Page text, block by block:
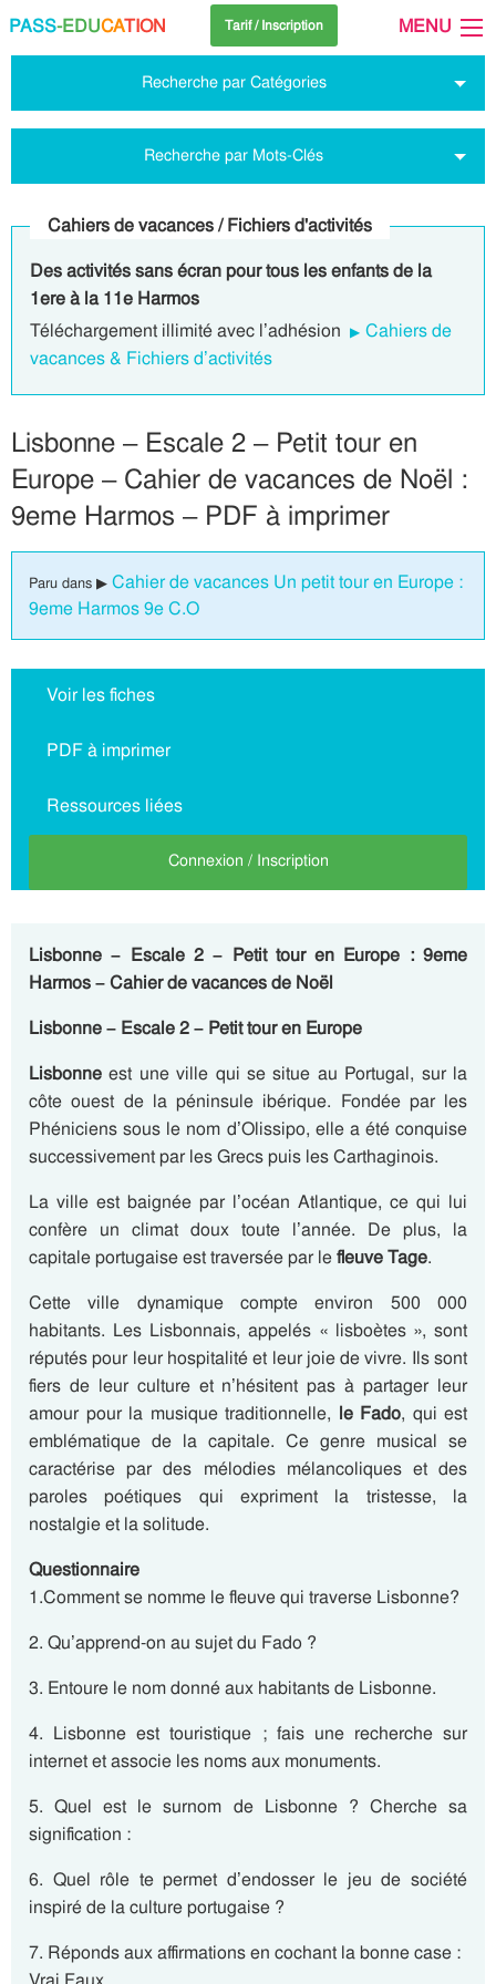
PASS-EDUCATION Tarif / Inscription MENU
Recherche par Catégories
Recherche par Mots-Clés
Cahiers de vacances / Fichiers d'activités
Des activités sans écran pour tous les enfants de la
1ere à la 11e Harmos
Téléchargement illimité avec l’adhésion
Cahiers de
vacances & Fichiers d’activités
Lisbonne – Escale 2 – Petit tour en
Europe – Cahier de vacances de Noël :
9eme Harmos – PDF à imprimer
Paru dans ▶ Cahier de vacances Un petit tour en Europe :
9eme Harmos 9e C.O
Voir les fiches
PDF à imprimer
Ressources liées
Connexion / Inscription
Lisbonne – Escale 2 – Petit tour en Europe : 9eme
Harmos – Cahier de vacances de Noël
Lisbonne – Escale 2 – Petit tour en Europe
Lisbonne est une ville qui se situe au Portugal, sur la
côte ouest de la péninsule ibérique. Fondée par les
Phéniciens sous le nom d’Olissipo, elle a été conquise
successivement par les Grecs puis les Carthaginois.
La ville est baignée par l’océan Atlantique, ce qui lui
confère un climat doux toute l’année. De plus, la
capitale portugaise est traversée par lefleuve Tage.
Cette ville dynamique compte environ 500 000
habitants. Les Lisbonnais, appelés « lisboètes », sont
réputés pour leur hospitalité et leur joie de vivre. Ils sont
fiers de leur culture et n’hésitent pas à partager leur
amour pour la musique traditionnelle, le Fado, qui est
emblématique de la capitale. Ce genre musical se
caractérise par des mélodies mélancoliques et des
paroles poétiques qui expriment la tristesse, la
nostalgie et la solitude.
Questionnaire
1.Comment se nomme le fleuve qui traverse Lisbonne?
2. Qu’apprend-on au sujet du Fado ?
3. Entoure le nom donné aux habitants de Lisbonne.
4. Lisbonne est touristique ; fais une recherche sur
internet et associe les noms aux monuments.
5. Quel est le surnom de Lisbonne ? Cherche sa
signification :
6. Quel rôle te permet d’endosser le jeu de société
inspiré de la culture portugaise ?
7. Réponds aux affirmations en cochant la bonne case :